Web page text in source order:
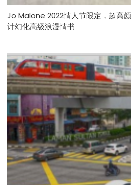
Jo Malone 2022情人节限定，超高
计幻化高级浪漫情书